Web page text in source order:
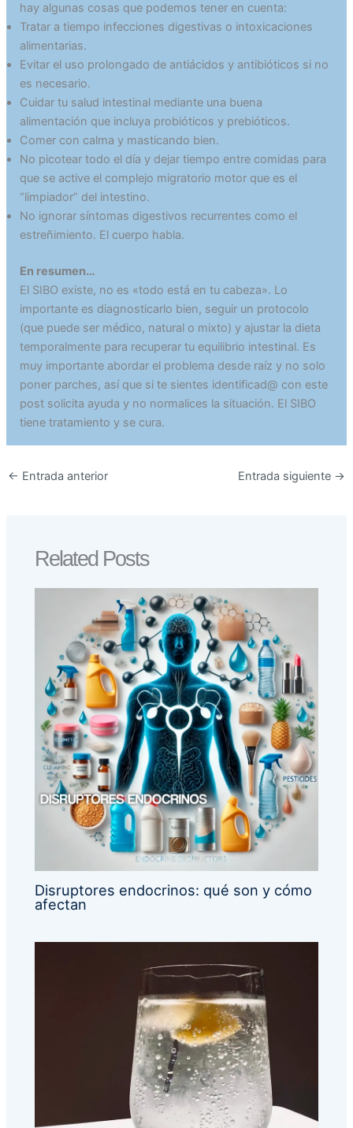
hay algunas cosas que podemos tener en cuenta:
Tratar a tiempo infecciones digestivas o intoxicaciones
alimentarias.
Evitar el uso prolongado de antiácidos y antibióticos si no
es necesario.
Cuidar tu salud intestinal mediante una buena
alimentación que incluya probióticos y prebióticos.
Comer con calma y masticando bien.
No picotear todo el día y dejar tiempo entre comidas para
que se active el complejo migratorio motor que es el
“limpiador” del intestino.
No ignorar síntomas digestivos recurrentes como el
estreñimiento. El cuerpo habla.
En resumen…
El SIBO existe, no es «todo está en tu cabeza». Lo
importante es diagnosticarlo bien, seguir un protocolo
(que puede ser médico, natural o mixto) y ajustar la dieta
temporalmente para recuperar tu equilibrio intestinal. Es
muy importante abordar el problema desde raíz y no solo
poner parches, así que si te sientes identificad@ con este
post solicita ayuda y no normalices la situación. El SIBO
tiene tratamiento y se cura.
← Entrada anterior Entrada siguiente →
Related Posts
Disruptores endocrinos: qué son y cómo
afectan